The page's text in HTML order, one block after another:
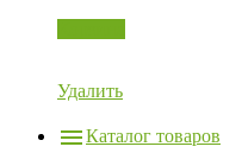
Удалить
Каталог товаров